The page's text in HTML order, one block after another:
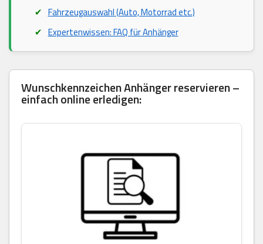
Fahrzeugauswahl (Auto, Motorrad etc.)
Expertenwissen: FAQ für Anhänger
Wunschkennzeichen Anhänger reservieren –
einfach online erledigen: